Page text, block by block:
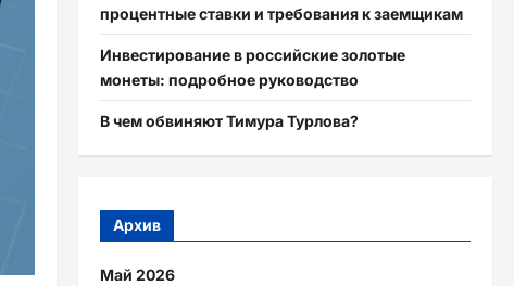
процентные ставки и требования к заемщикам
Инвестирование в российские золотые
монеты: подробное руководство
В чем обвиняют Тимура Турлова?
Архив
Май 2026